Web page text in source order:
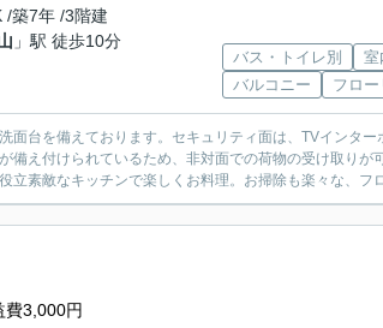
/築7年 /3階建
」駅 徒歩10分
バス・トイレ別 室
バルコニー
フロ
面台を備えております。セキュリティ面は、TVインタ
備え付けられているため、非対面での荷物の受け取りが
立素敵なキッチンで楽しくお料理。お掃除も楽々な、フ
費3,000円